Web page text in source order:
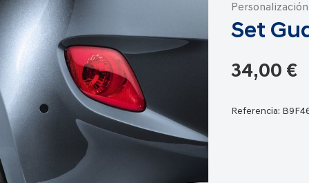
Personalización
Set
34,00 €
Referencia: